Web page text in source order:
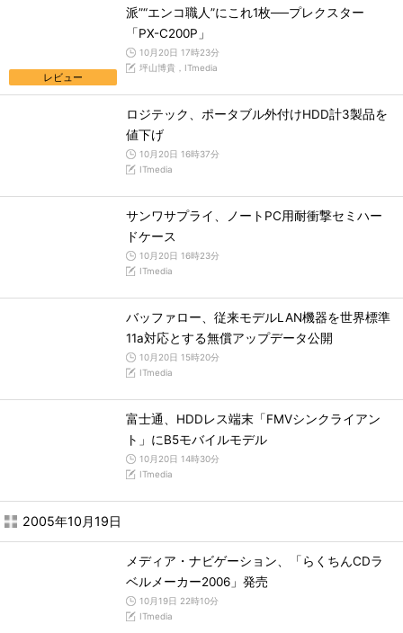
レビュー
派”“エンコ職人”にこれ1枚──プレクスター
「PX-C200P」
10月20日 17時23分
坪山博貴，ITmedia
ロジテック、ポータブル外付けHDD計3製品を
値下げ
10月20日 16時37分
ITmedia
サンワサプライ、ノートPC用耐衝撃セミハー
ドケース
10月20日 16時23分
ITmedia
バッファロー、従来モデルLAN機器を世界標準
11a対応とする無償アップデータ公開
10月20日 15時20分
ITmedia
富士通、HDDレス端末「FMVシンクライアン
ト」にB5モバイルモデル
10月20日 14時30分
ITmedia
2005年10月19日
メディア・ナビゲーション、「らくちんCDラ
ベルメーカー2006」発売
10月19日 22時10分
ITmedia